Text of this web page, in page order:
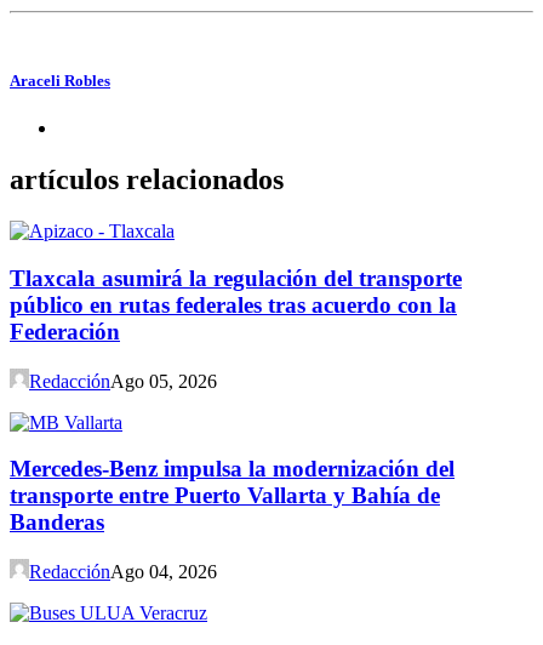
Araceli Robles
artículos relacionados
Tlaxcala asumirá la regulación del transporte
público en rutas federales tras acuerdo con la
Federación
RedacciónAgo 05, 2026
Mercedes-Benz impulsa la modernización del
transporte entre Puerto Vallarta y Bahía de
Banderas
RedacciónAgo 04, 2026